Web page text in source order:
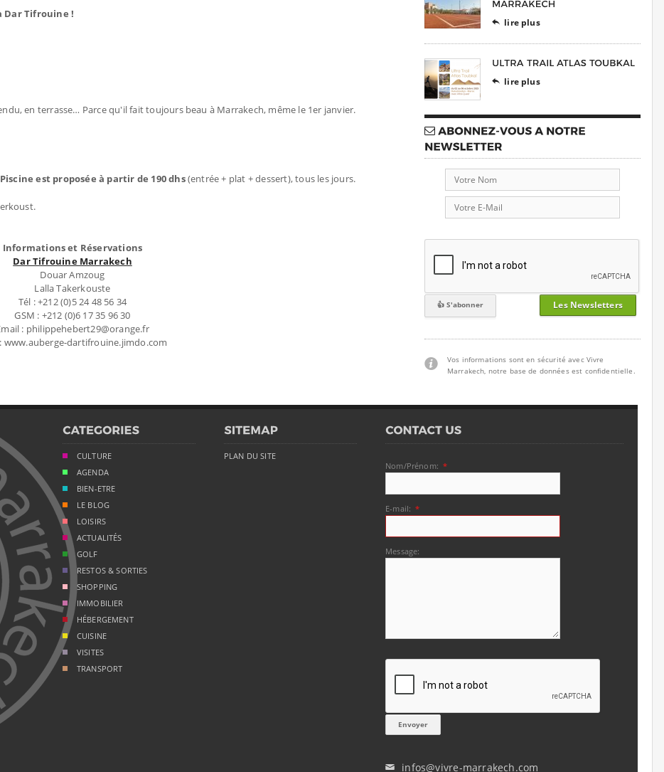
Dar Tifrouine !
en terrasse… Parce qu'il fait toujours beau à Marrakech, même le 1er janvier.
est proposée à partir de 190 dhs(entrée + plat + dessert), tous les jours.
Informations et Réservations
Dar Tifrouine Marrakech
Douar Amzoug
Lalla Takerkouste
Tél : +212 (0)5 24 48 56 34
GSM : +212 (0)6 17 35 96 30
: philippehebert29@orange.fr
www.auberge-dartifrouine.jimdo.com
 lire plus
 lire plus
Les Newsletters
Vos informations sont en sécurité avec Vivre
Marrakech, notre base de données est confidentielle.
CULTURE
AGENDA
BIEN-ETRE
LE BLOG
LOISIRS
ACTUALITÉS
GOLF
RESTOS & SORTIES
SHOPPING
IMMOBILIER
HÉBERGEMENT
CUISINE
VISITES
TRANSPORT
PLAN DU SITE
Nom/Prénom: *
E-mail: *
Message:
✉ infos@vivre-marrakech.com